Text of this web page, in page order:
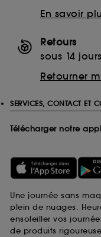
En savoir
Retours
sous 14 jours
Retourner
SERVICES, CONTACT ET
Télécharger notre
Une journée sans
plein de nuages.
ensoleiller vos
de produits